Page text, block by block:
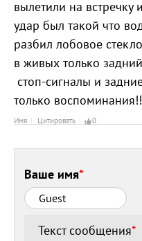
вылетили на
удар был такой что
разбил лобовое
в живых только
стоп-сигналы и
только
Имя Цитировать 0
Ваше имя*
Текст сообщения*